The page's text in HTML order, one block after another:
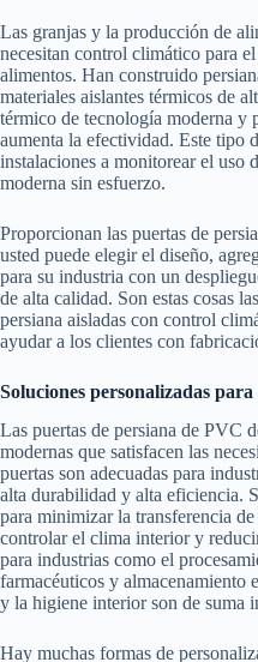
Las granjas y la producción de
necesitan control climático para
alimentos. Han construido
materiales aislantes térmicos de
térmico de tecnología moderna y
aumenta la efectividad. Este tipo
instalaciones a monitorear el uso
moderna sin esfuerzo.
Proporcionan las puertas de
usted puede elegir el diseño,
para su industria con un
de alta calidad. Son estas cosas
persiana aisladas con control
ayudar a los clientes con
Soluciones personalizadas para
Las puertas de persiana de PVC
modernas que satisfacen las
puertas son adecuadas para
alta durabilidad y alta eficiencia.
para minimizar la transferencia
controlar el clima interior y
para industrias como el
farmacéuticos y almacenamiento
y la higiene interior son de suma
Hay muchas formas de